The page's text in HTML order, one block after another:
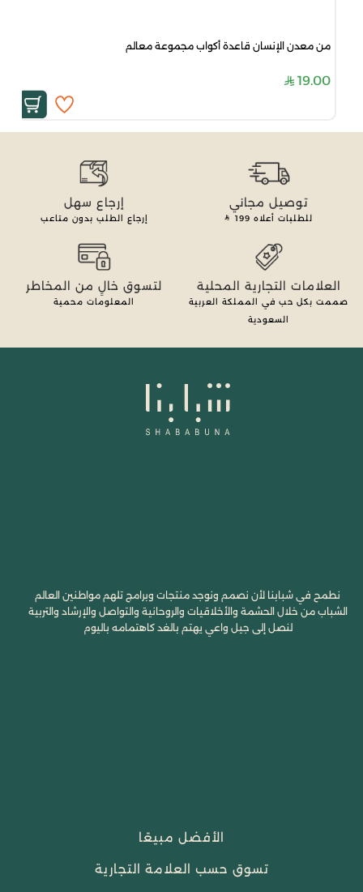
من معدن الإنسان قاعدة أكواب مجموعة معالم
19.00
توصيل مجاني
للطلبات أعلاه 199
إرجاع سهل
إرجاع الطلب بدون متاعب
العلامات التجارية المحلية
صممت بكل حب في المملكة العربية
السعودية
لتسوق خالٍ من المخاطر
المعلومات محمية
نطمح في شبابنا لأن نصمم ونوجد منتجات وبرامج تلهم مواطنين العالم
الشباب من خلال الحشمة والأخلاقيات والروحانية والتواصل والإرشاد والتربية
لنصل إلى جيل واعي يهتم بالغد كاهتمامه باليوم
الأفضل مبيعًا
تسوق حسب العلامة التجارية